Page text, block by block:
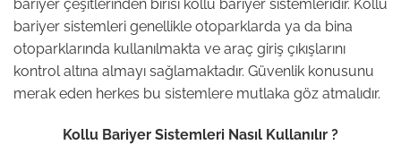
bariyer çeşitlerinden birisi kollu bariyer sistemleridir. Kollu
bariyer sistemleri genellikle otoparklarda ya da bina
otoparklarında kullanılmakta ve araç giriş çıkışlarını
kontrol altına almayı sağlamaktadır. Güvenlik konusunu
merak eden herkes bu sistemlere mutlaka göz atmalıdır.
Kollu Bariyer Sistemleri Nasıl Kullanılır ?